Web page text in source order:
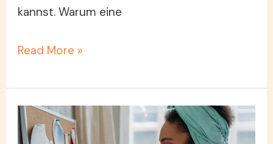
kannst. Warum eine
Read More »
Personalentwicklung
als